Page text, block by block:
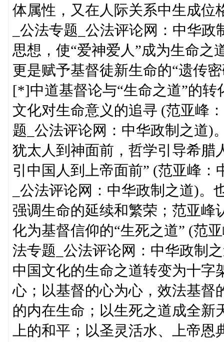
体属性，又在人际关系中生成位
_公法专题_公法评论网：中华
思想，使“爱神爱人”成为生命之
更是赋予基督徒新生命的“遗传
[*]中道基督论与“生命之道”的转
文化对生命意义的追寻 (范亚峰
题_公法评论网：中华政制之道
犹太人到神面前，哲学引导希
引中国人到上帝面前” (范亚峰
_公法评论网：中华政制之道)
强调生命的延续和繁荣；范亚峰
化为基督信仰的“生死之道” (范
法专题_公法评论网：中华政制
中国文化的生命之道转变为十字
心；以基督的心为心，效法基督
的内在生命；以生死之道成全新
上的和平；以圣灵活水、上帝